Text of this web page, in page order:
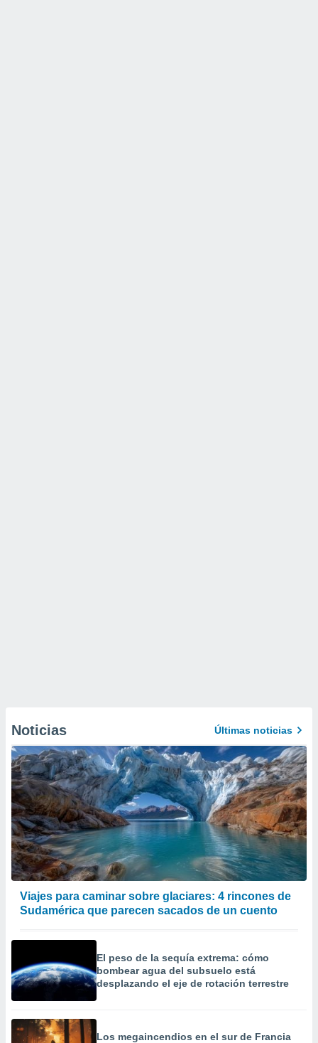
Noticias Últimas noticias
Viajes para caminar sobre glaciares: 4 rincones de
Sudamérica que parecen sacados de un cuento
El peso de la sequía extrema: cómo
bombear agua del subsuelo está
desplazando el eje de rotación terrestre
Los megaincendios en el sur de Francia